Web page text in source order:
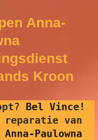
Anna-
Kroon
? Bel Vince!
reparatie van
Paulowna